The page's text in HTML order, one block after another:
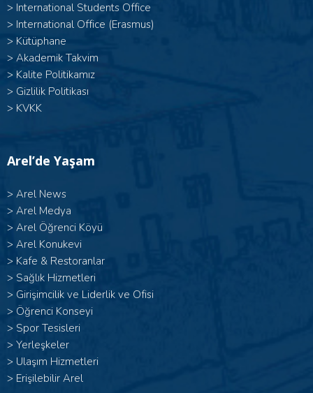
> International Students Office
> International Office (Erasmus)
> Kütüphane
> Akademik Takvim
> Kalite Politikamız
> Gizlilik Politikası
> KVKK
Arel’de Yaşam
> Arel News
> Arel Medya
> Arel Öğrenci Köyü
> Arel Konukevi
> Kafe & Restoranlar
> Sağlık Hizmetleri
> Girişimcilik ve Liderlik ve Ofisi
> Öğrenci Konseyi
> Spor Tesisleri
> Yerleşkeler
> Ulaşım Hizmetleri
> Erişilebilir Arel